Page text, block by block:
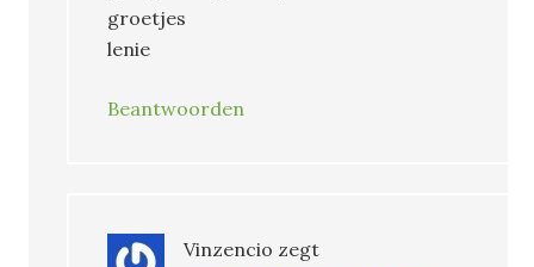
groetjes
lenie
Beantwoorden
Vinzencio zegt